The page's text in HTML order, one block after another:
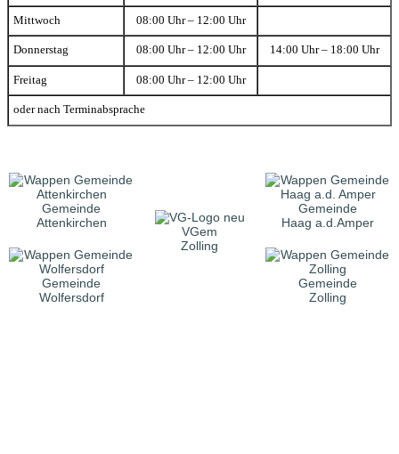
Mittwoch 08:00 Uhr – 12:00 Uhr
Donnerstag 08:00 Uhr – 12:00 Uhr 14:00 Uhr – 18:00 Uhr
Freitag 08:00 Uhr – 12:00 Uhr
oder nach Terminabsprache
Gemeinde
Attenkirchen
VGem
Zolling
Gemeinde
Haag a.d.Amper
Gemeinde
Wolfersdorf
Gemeinde
Zolling